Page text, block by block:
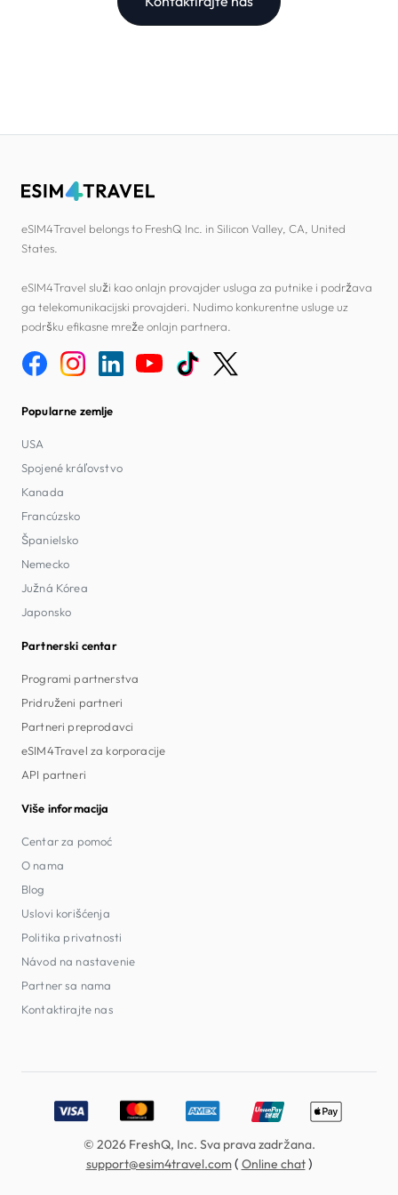
eSIM4Travel belongs to FreshQ Inc. in Silicon Valley, CA, United
States.
eSIM4Travel služi kao onlajn provajder usluga za putnike i podržava
ga telekomunikacijski provajderi. Nudimo konkurentne usluge uz
podršku efikasne mreže onlajn partnera.
Popularne zemlje
USA
Spojené kráľovstvo
Kanada
Francúzsko
Španielsko
Nemecko
Južná Kórea
Japonsko
Partnerski centar
Programi partnerstva
Pridruženi partneri
Partneri preprodavci
eSIM4Travel za korporacije
API partneri
Više informacija
Centar za pomoć
O nama
Blog
Uslovi korišćenja
Politika privatnosti
Návod na nastavenie
Partner sa nama
Kontaktirajte nas
Accepted payment methods: Visa, MasterCard, American
© 2026 FreshQ, Inc. Sva prava zadržana.
support@esim4travel.com( Online chat)